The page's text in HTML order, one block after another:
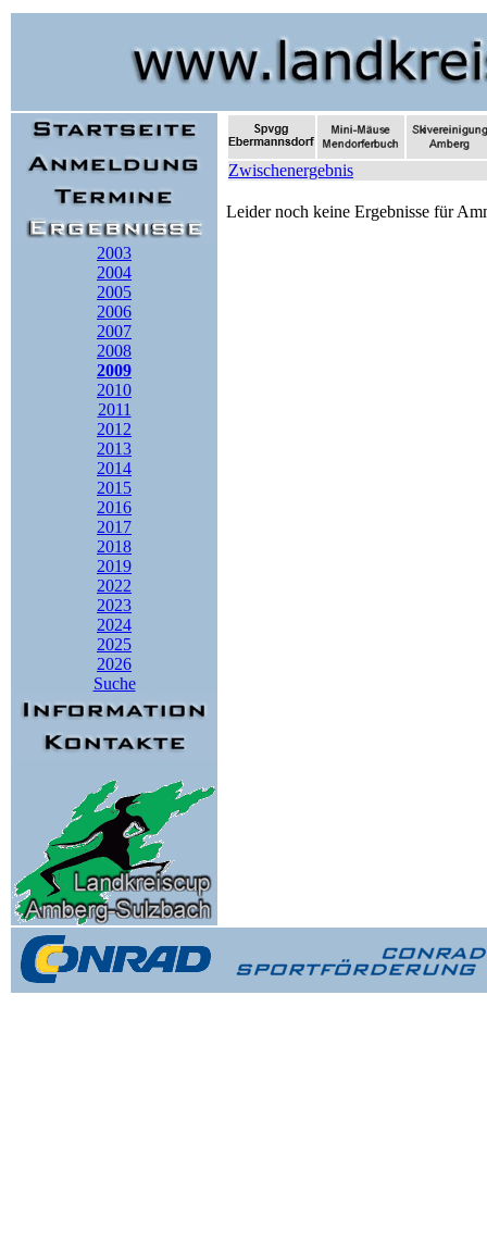
2003
2004
2005
2006
2007
2008
2009
2010
2011
2012
2013
2014
2015
2016
2017
2018
2019
2022
2023
2024
2025
2026
Suche
Zwischenergebnis
Leider noch keine Ergebnisse für